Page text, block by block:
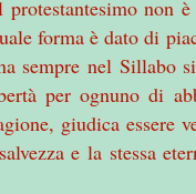
protestantesimo non
forma è dato di
sempre nel Sillabo
per ognuno di
giudica essere
e la stessa